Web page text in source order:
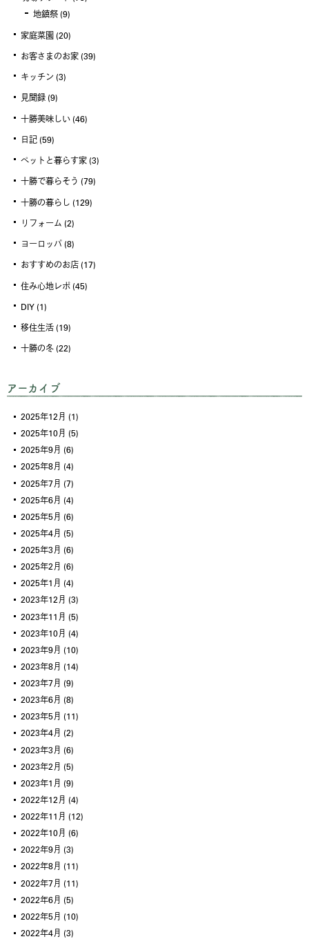
地鎮祭 (9)
家庭菜園 (20)
お客さまのお家 (39)
キッチン (3)
見聞録 (9)
十勝美味しい (46)
日記 (59)
ペットと暮らす家 (3)
十勝で暮らそう (79)
十勝の暮らし (129)
リフォーム (2)
ヨーロッパ (8)
おすすめのお店 (17)
住み心地レポ (45)
DIY (1)
移住生活 (19)
十勝の冬 (22)
アーカイブ
2025年12月 (1)
2025年10月 (5)
2025年9月 (6)
2025年8月 (4)
2025年7月 (7)
2025年6月 (4)
2025年5月 (6)
2025年4月 (5)
2025年3月 (6)
2025年2月 (6)
2025年1月 (4)
2023年12月 (3)
2023年11月 (5)
2023年10月 (4)
2023年9月 (10)
2023年8月 (14)
2023年7月 (9)
2023年6月 (8)
2023年5月 (11)
2023年4月 (2)
2023年3月 (6)
2023年2月 (5)
2023年1月 (9)
2022年12月 (4)
2022年11月 (12)
2022年10月 (6)
2022年9月 (3)
2022年8月 (11)
2022年7月 (11)
2022年6月 (5)
2022年5月 (10)
2022年4月 (3)